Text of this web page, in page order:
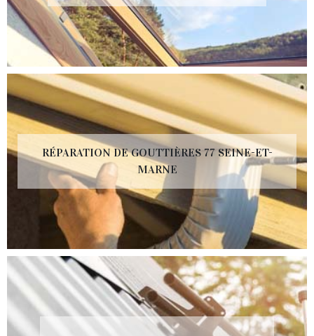
RÉPARATION DE GOUTTIÈRES 77 SEINE-ET-
MARNE